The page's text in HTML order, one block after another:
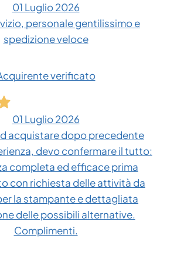
01 Luglio 2026
personale gentilissimo e
spedizione veloce
verificato
01 Luglio 2026
acquistare dopo precedente
devo confermare il tutto:
completa ed efficace prima
con richiesta delle attività da
la stampante e dettagliata
delle possibili alternative.
Complimenti.